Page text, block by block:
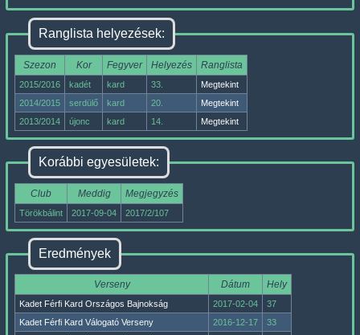
Ranglista helyezések:
Szezon Kor Fegyver Helyezés Ranglista
2015/2016 kadét kard 33.
Megtekint
2014/2015
serdülő kard 20.
Megtekint
2013/2014
újonc kard 14. Megtekint
Korábbi egyesületek:
Club Meddig Megjegyzés
Törökbálint 2017-09-04 2017/2/107
Eredmények
Verseny Dátum Hely
Kadet Férfi Kard Országos Bajnokság 2017-02-04
37
Kadet Férfi Kard Válogató Verseny
2016-12-17
33